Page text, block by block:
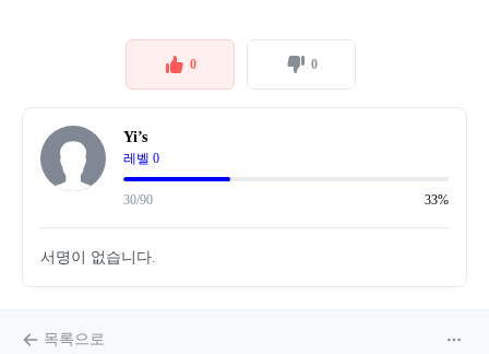
0 0
Yi’s
레벨 0
30/90 33%
서명이 없습니다.
목록으로